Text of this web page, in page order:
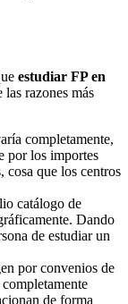
estudiar FP en
razones más
completamente,
por los importes
cosa que los centros
catálogo de
Dando
de estudiar un
por convenios de
de forma